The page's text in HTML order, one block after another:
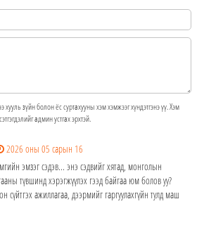
хууль зүйн болон ёс суртахууны хэм хэмжээг хүндэтгэнэ үү. Хэм
админ устгах эрхтэй.
2026 оны 05 сарын 16
эмзэг сэдэв... энэ сэдвийг хятад, монголын
түвшинд хэрэгжүүлэх гээд байгаа юм болов уу?
сүйтгэх ажиллагаа, дээрмийг гаргуулахгүйн тулд маш